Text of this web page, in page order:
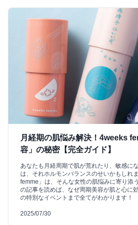
月経期の肌悩み解決！4weeks
容」の秘密【完全ガイド】
あなたも月経周期で肌が荒れたり、敏感に
は、それホルモンバランスのせいかもしれ
femme」は、そんな女性の肌悩みに寄り添
の記事を読めば、なぜ周期美容が肌と心に
の特別なイベントまで全てがわかります！
2025/07/30